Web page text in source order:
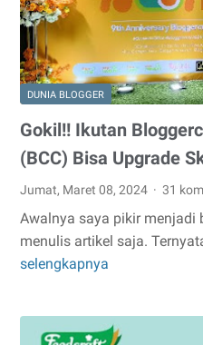
DUNIA BLOGGER
Gokil!! Ikutan
(BCC) Bisa Upgrade
Jumat, Maret 08, 2024 31
Awalnya saya pikir menjadi
menulis artikel saja.
selengkapnya
Gokil!!
Community
(BCC)